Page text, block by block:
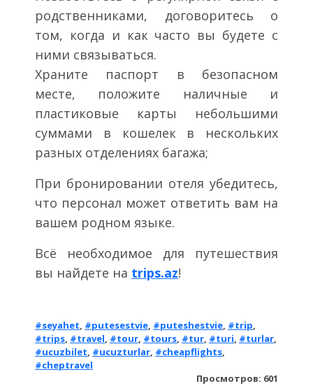
родственниками, договоритесь о
том, когда и как часто вы будете с
ними связываться.
Храните паспорт в безопасном
месте, положите наличные и
пластиковые карты небольшими
суммами в кошелек в нескольких
разных отделениях багажа;
При бронировании отеля убедитесь,
что персонал может ответить вам на
вашем родном языке.
Всё необходимое для путешествия
вы найдете на trips.az!
#seyahet, #putesestvie, #puteshestvie, #trip,
#trips, #travel, #tour, #tours, #tur, #turi, #turlar,
#ucuzbilet, #ucuzturlar, #cheapflights,
#cheptravel
Просмотров: 601